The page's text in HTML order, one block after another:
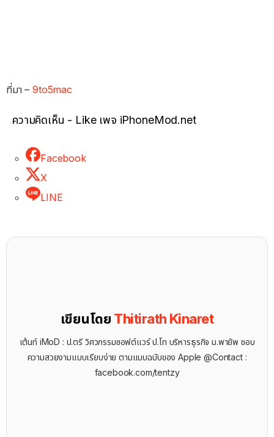
ที่มา –9to5mac
ความคิดเห็น - Like เพจ iPhoneMod.net
Facebook
X
LINE
เขียนโดย Thitirath Kinaret
เต้นท์ iMoD : ป.ตรี วิศวกรรมซอฟต์แวร์ ป.โท บริหารธุรกิจ ม.พายัพ ชอบ
ความสวยงามแบบเรียบง่าย ตามแบบฉบับของ Apple @Contact :
facebook.com/tentzy